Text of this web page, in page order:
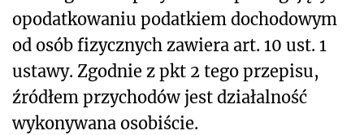
opodatkowaniu podatkiem dochodowym
od osób fizycznych zawiera art. 10 ust. 1
ustawy. Zgodnie z pkt 2 tego przepisu,
źródłem przychodów jest działalność
wykonywana osobiście.